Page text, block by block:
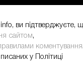
Teacher Prize-2026
ви підтверджуєте,
сайтом,
коментування
у Політиці